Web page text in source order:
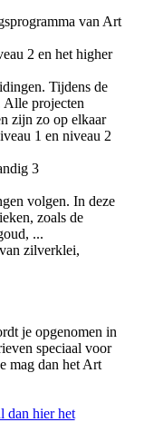
van Art
2 en het higher
Tijdens de
Alle projecten
zijn zo op elkaar
1 en niveau 2
3
volgen. In deze
zoals de
...
zilverklei,
je opgenomen in
speciaal voor
mag dan het Art
dan hier het